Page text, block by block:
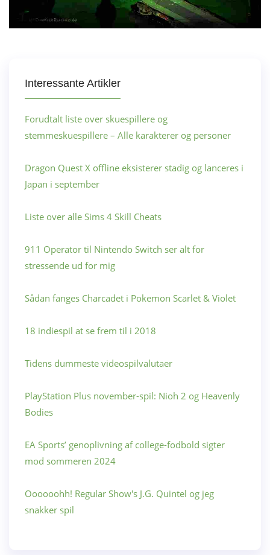
Interessante Artikler
Forudtalt liste over skuespillere og
stemmeskuespillere – Alle karakterer og personer
Dragon Quest X offline eksisterer stadig og lanceres i
Japan i september
Liste over alle Sims 4 Skill Cheats
911 Operator til Nintendo Switch ser alt for
stressende ud for mig
Sådan fanges Charcadet i Pokemon Scarlet & Violet
18 indiespil at se frem til i 2018
Tidens dummeste videospilvalutaer
PlayStation Plus november-spil: Nioh 2 og Heavenly
Bodies
EA Sports’ genoplivning af college-fodbold sigter
mod sommeren 2024
Oooooohh! Regular Show's J.G. Quintel og jeg
snakker spil